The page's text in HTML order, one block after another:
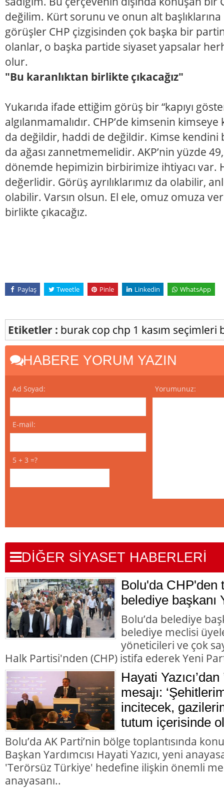
değilim. Kürt sorunu ve onun alt
görüşler CHP çizgisinden çok başka bir
olanlar, o başka partide siyaset yapsalar
olur.
"Bu karanlıktan birlikte çıkacağız"
Yukarıda ifade ettiğim görüş bir “kapıyı
algılanmamalıdır. CHP’de kimsenin kimseye
da değildir, haddi de değildir. Kimse kendini
da ağası zannetmemelidir. AKP’nin yüzde
dönemde hepimizin birbirimize ihtiyacı var.
değerlidir. Görüş ayrılıklarımız da olabilir,
olabilir. Varsın olsun. El ele, omuz omuza
birlikte çıkacağız.
Paylaş Tweetle Pinle Linkedin WhatsApp
Etiketler : burak cop chp 1 kasım seçimleri
HABERE YORUM YAZIN
Ad Soyad:
E-mail:
5 + 3 =?
Yorumunuz:
DİĞER SİYASET HABERLERİ
Bolu'da CHP'den
belediye başkanı
Bolu’da belediye
belediye meclisi
yöneticileri ve çok
Halk Partisi'nden (CHP) istifa ederek Yeni
Hayati
mesajı:
incitecek,
tutum içerisinde
Bolu’da AK Parti’nin bölge toplantısında
Başkan Yardımcısı Hayati Yazıcı, yeni
'Terörsüz Türkiye' hedefine ilişkin önemli
anayasanı..